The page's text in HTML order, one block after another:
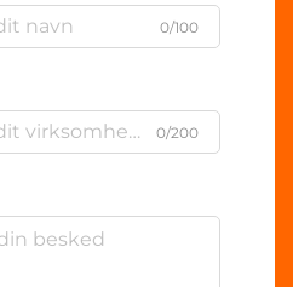
0/100
0/200